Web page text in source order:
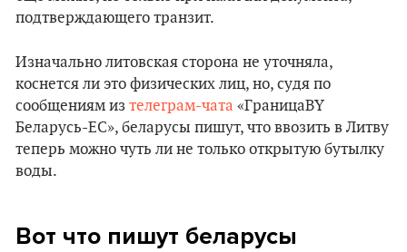
подтверждающего транзит.
Изначально литовская сторона не уточняла,
коснется ли это физических лиц, но, судя по
сообщениям из телеграм-чата «ГраницаBY
Беларусь-ЕС», беларусы пишут, что ввозить в Литву
теперь можно чуть ли не только открытую бутылку
воды.
Вот что пишут беларусы